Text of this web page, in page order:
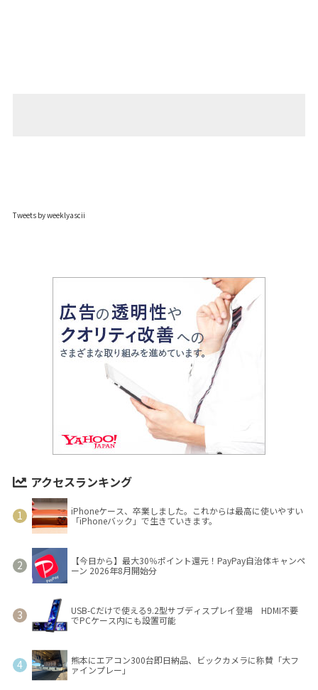
Tweets by weeklyascii
アクセスランキング
iPhoneケース、卒業しました。これからは最高に使いやすい
「iPhoneバック」で生きていきます。
【今日から】最大30％ポイント還元！PayPay自治体キャンペ
ーン 2026年8月開始分
USB-Cだけで使える9.2型サブディスプレイ登場 HDMI不要
でPCケース内にも設置可能
熊本にエアコン300台即日納品、ビックカメラに称賛「大フ
ァインプレー」